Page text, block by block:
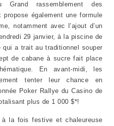
Grand rassemblement des
également une formule
notamment avec l’ajout d’un
29 janvier, à la piscine de
qui a trait au traditionnel souper
de cabane à sucre fait place
En avant-midi, les
tenter leur chance en
Poker Rallye du Casino de
plus de 1 000 $*!
à la fois festive et chaleureuse